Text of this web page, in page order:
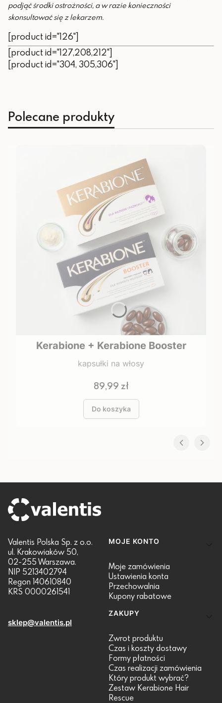
podjąć środki ostrożności, a w razie konieczności
skonsultować się z lekarzem.
[product id="126"]
[product id="127,208,212"]
[product id="304, 305,306"]
Polecane produkty
Kerabione + Kerabione Booster
kapsułki na włosy
Cena
89,99 zł
Do koszyka
Valentis Polska Sp. z o.o.
ul. Krakowiaków 50,
02-255 Warszawa.
NIP 5213402794
Regon 140610840
KRS 0000261541
sklep@valentis.pl
Linki w stopce
MOJE KONTO
Moje zamówienia
Ustawienia konta
Przechowalnia
Kupony rabatowe
ZAKUPY
Zwrot produktu
Czas i koszty dostawy
Formy płatności
Czas realizacji zamówienia
Który produkt wybrać?
Zestaw Kerabione Hair
Rescue